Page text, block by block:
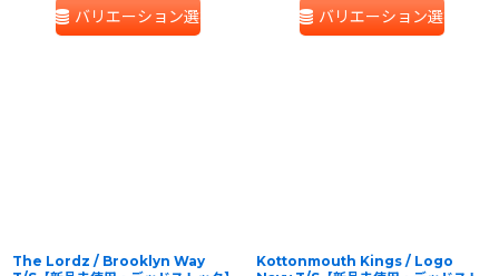
バリエーション選択 バリエーション選択
The Lordz / Brooklyn Way
Kottonmouth Kings / Logo